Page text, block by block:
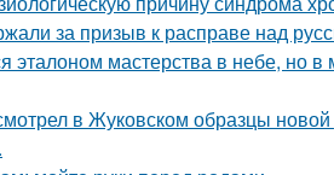
за призыв к расправе над
эталоном мастерства в небе, но
в Жуковском образцы